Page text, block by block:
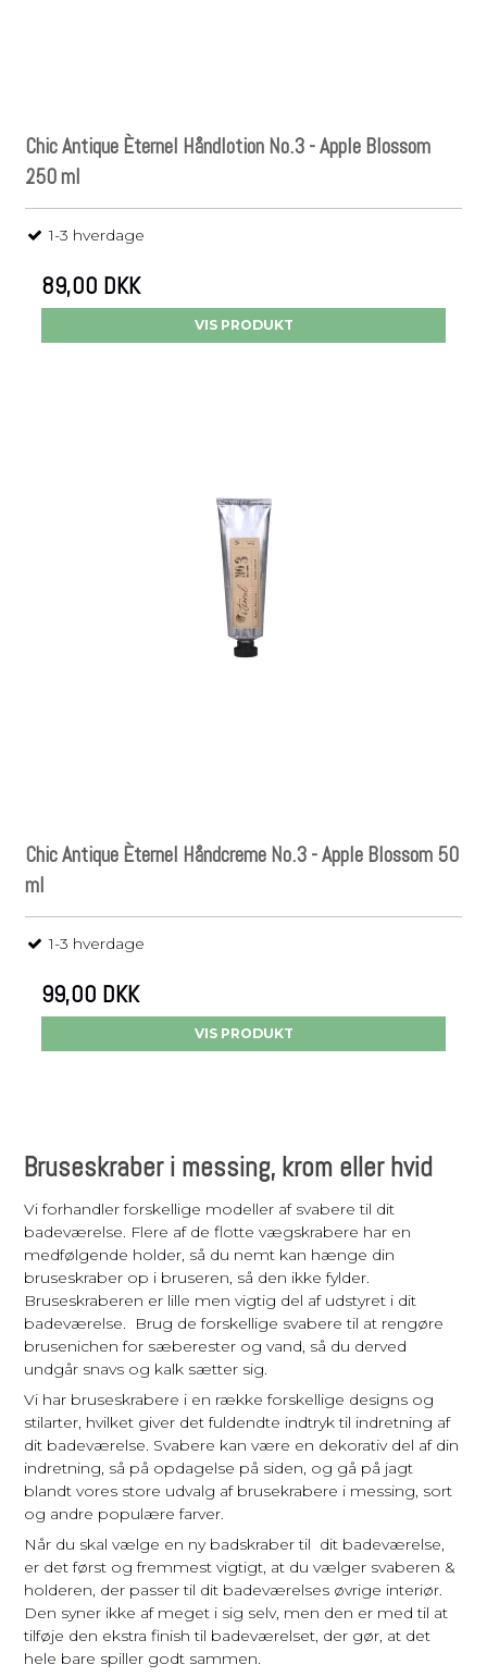
Chic Antique Èternel Håndlotion No.3 - Apple Blossom
250 ml
1-3 hverdage
89,00 DKK
VIS PRODUKT
Chic Antique Èternel Håndcreme No.3 - Apple Blossom 50
ml
1-3 hverdage
99,00 DKK
VIS PRODUKT
Bruseskraber i messing, krom eller hvid
Vi forhandler forskellige modeller af svabere til dit
badeværelse. Flere af de flotte vægskrabere har en
medfølgende holder, så du nemt kan hænge din
bruseskraber op i bruseren, så den ikke fylder.
Bruseskraberen er lille men vigtig del af udstyret i dit
badeværelse. Brug de forskellige svabere til at rengøre
brusenichen for sæberester og vand, så du derved
undgår snavs og kalk sætter sig.
Vi har bruseskrabere i en række forskellige designs og
stilarter, hvilket giver det fuldendte indtryk til indretning af
dit badeværelse. Svabere kan være en dekorativ del af din
indretning, så på opdagelse på siden, og gå på jagt
blandt vores store udvalg af brusekrabere i messing, sort
og andre populære farver.
Når du skal vælge en ny badskraber til dit badeværelse,
er det først og fremmest vigtigt, at du vælger svaberen &
holderen, der passer til dit badeværelses øvrige interiør.
Den syner ikke af meget i sig selv, men den er med til at
tilføje den ekstra finish til badeværelset, der gør, at det
hele bare spiller godt sammen.